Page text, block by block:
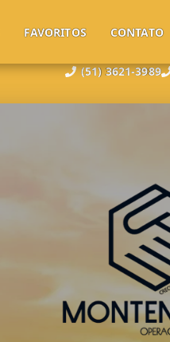
(51) 3621-3989
FAVORITOS CONTATO